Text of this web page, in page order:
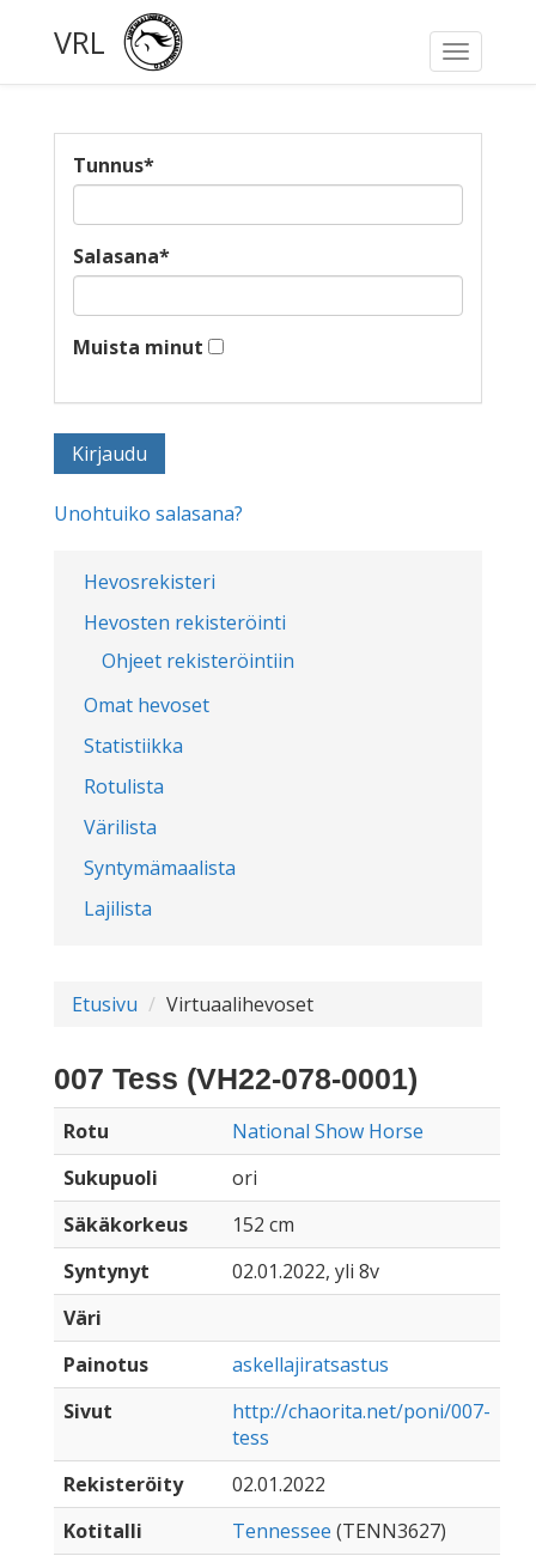
Toggle
VRL
Hevosrekisteri
Hevosten rekisteröinti
Ohjeet rekisteröintiin
Omat hevoset
Statistiikka
Rotulista
Värilista
Syntymämaalista
Lajilista
Tunnus*
Salasana*
Muista minut
Unohtuiko salasana?
Etusivu Virtuaalihevoset
007 Tess (VH22-078-0001)
Rotu
National Show Horse
Sukupuoli
ori
Säkäkorkeus
152 cm
Syntynyt
02.01.2022, yli 8v
Väri
Painotus
askellajiratsastus
Sivut
http://chaorita.net/poni/007-
tess
Rekisteröity
02.01.2022
Kotitalli
Tennessee (TENN3627)